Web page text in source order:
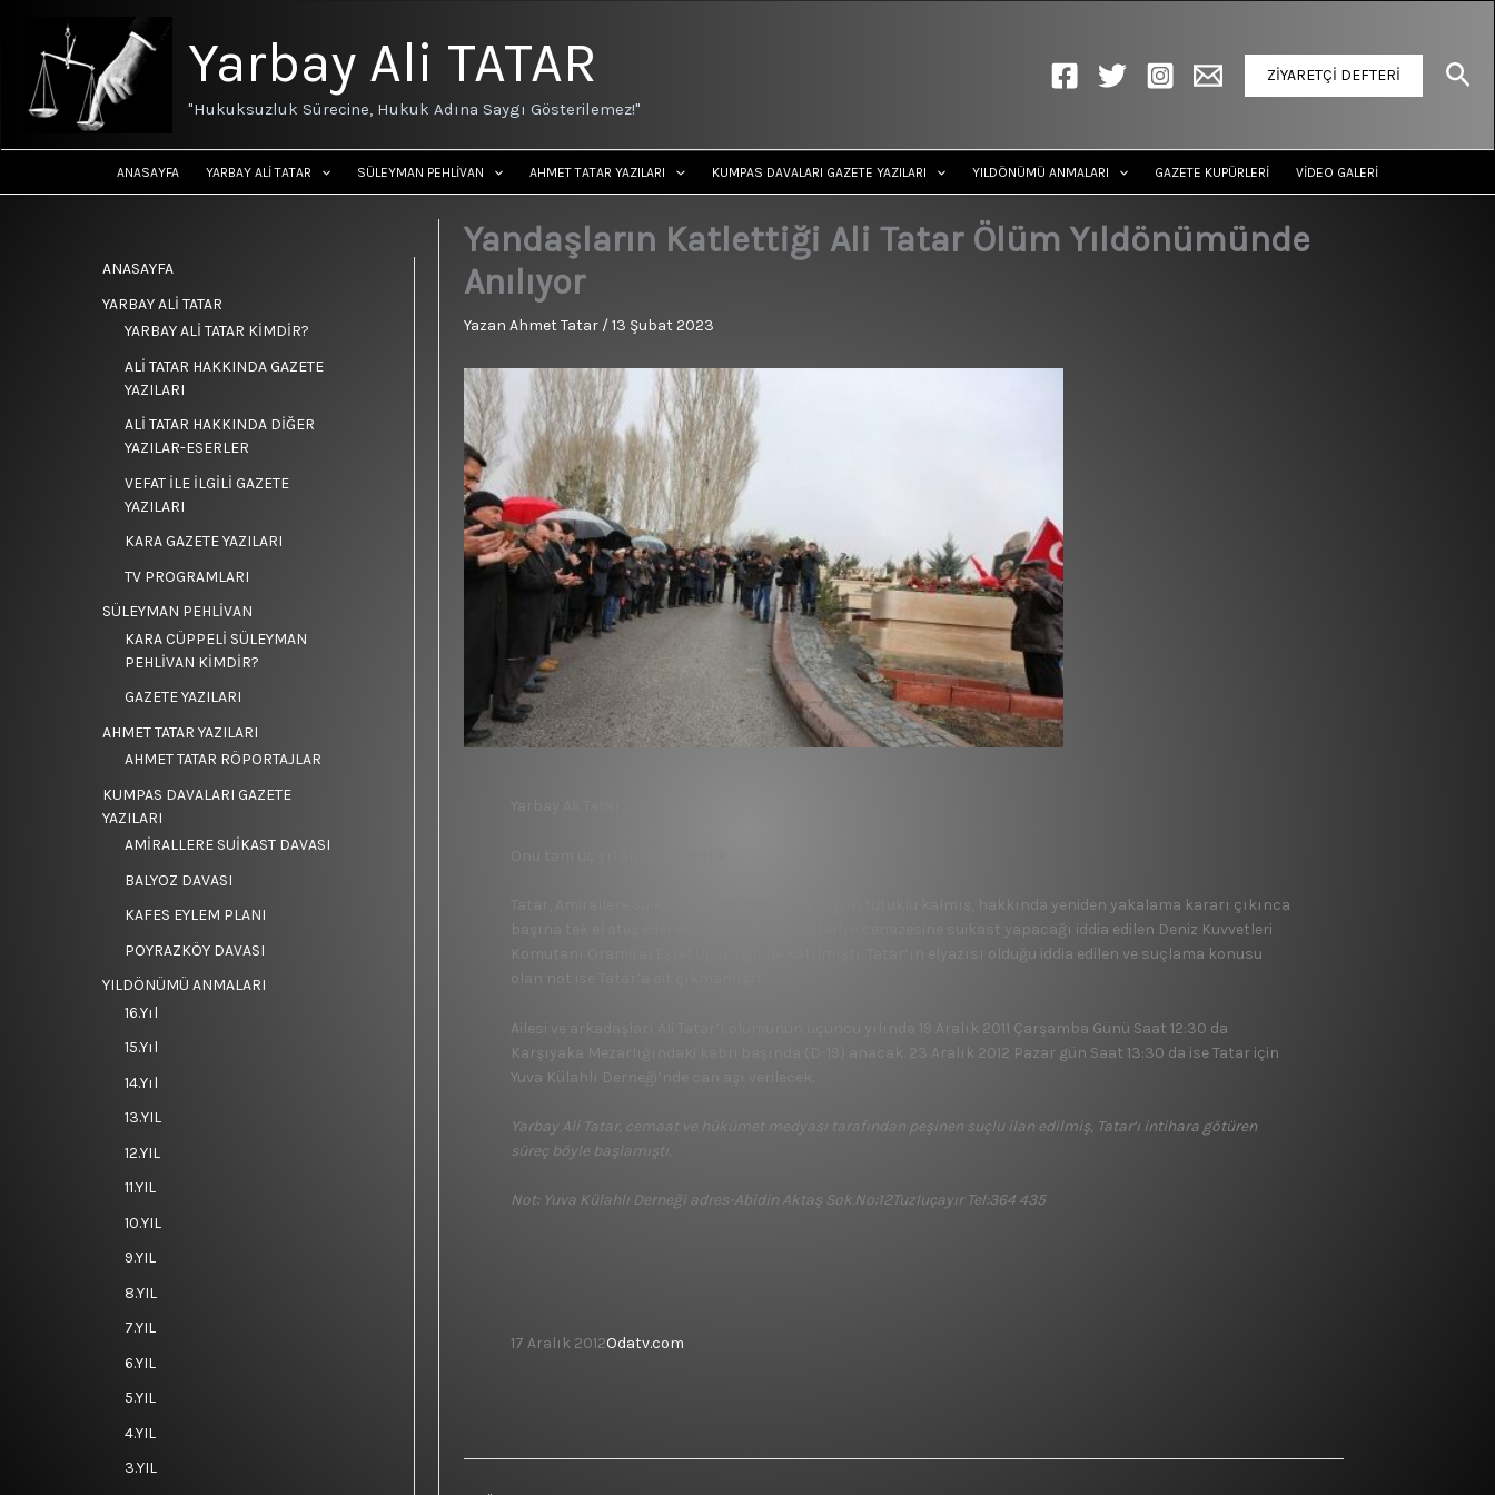
Yarbay Ali TATAR
"Hukuksuzluk Sürecine, Hukuk Adına Saygı Gösterilemez!"
ZİYARETÇİ DEFTERİ
ANASAYFA YARBAY ALİ TATAR SÜLEYMAN PEHLİVAN AHMET TATAR YAZILARI KUMPAS DAVALARI GAZETE YAZILARI YILDÖNÜMÜ ANMALARI GAZETE KUPÜRLERİ VİDEO GALERİ
ANASAYFA
YARBAY ALİ TATAR
YARBAY ALİ TATAR KİMDİR?
ALİ TATAR HAKKINDA GAZETE
YAZILARI
ALİ TATAR HAKKINDA DİĞER
YAZILAR-ESERLER
VEFAT İLE İLGİLİ GAZETE
YAZILARI
KARA GAZETE YAZILARI
TV PROGRAMLARI
SÜLEYMAN PEHLİVAN
KARA CÜPPELİ SÜLEYMAN
PEHLİVAN KİMDİR?
GAZETE YAZILARI
AHMET TATAR YAZILARI
AHMET TATAR RÖPORTAJLAR
KUMPAS DAVALARI GAZETE
YAZILARI
AMİRALLERE SUİKAST DAVASI
BALYOZ DAVASI
KAFES EYLEM PLANI
POYRAZKÖY DAVASI
YILDÖNÜMÜ ANMALARI
16.Yıl
15.Yıl
14.Yıl
13.YIL
12.YIL
11.YIL
10.YIL
9.YIL
8.YIL
7.YIL
6.YIL
5.YIL
4.YIL
3.YIL
Yandaşların Katlettiği Ali Tatar Ölüm Yıldönümünde
Anılıyor
Yazan Ahmet Tatar /13 Şubat 2023
Yarbay Ali Tatar…
Onu tam üç yıl önce kaybettik.
Tatar, Amirallere Suikast Davası nedeniyle 10 gün tutuklu kalmış, hakkında yeniden yakalama kararı çıkınca
başına tek el ateş ederek intihar etmişti. Tatar’ın cenazesine suikast yapacağı iddia edilen Deniz Kuvvetleri
Komutanı Oramiral Eşref Uğur Yiğit de katılmıştı. Tatar’ın elyazısı olduğu iddia edilen ve suçlama konusu
olan not ise Tatar’a ait çıkmamıştı.
Ailesi ve arkadaşları Ali Tatar’ı ölümünün üçüncü yılında 19 Aralık 2011 Çarşamba Günü Saat 12:30 da
Karşıyaka Mezarlığındaki kabri başında (D-19) anacak. 23 Aralık 2012 Pazar gün Saat 13:30 da ise Tatar için
Yuva Külahlı Derneği’nde can aşı verilecek.
Yarbay Ali Tatar, cemaat ve hükümet medyası tarafından peşinen suçlu ilan edilmiş, Tatar’ı intihara götüren
süreç böyle başlamıştı.
Not: Yuva Külahlı Derneği adres-Abidin Aktaş Sok.No:12Tuzluçayır Tel:364 435
17 Aralık 2012Odatv.com